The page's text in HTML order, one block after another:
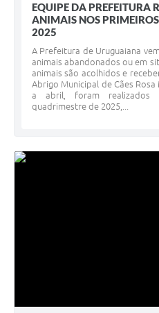
EQUIPE DA PREFEITURA
ANIMAIS NOS
2025
A Prefeitura de Uruguaiana
animais abandonados ou em
animais são acolhidos e
Abrigo Municipal de Cães
a abril, foram realizados
quadrimestre de 2025,...